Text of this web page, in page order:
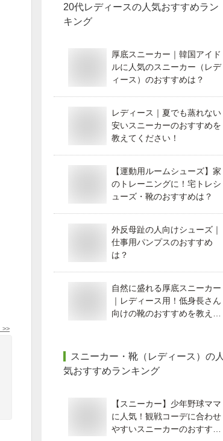
>>
20代レディースの人気おすすめラン
キング
厚底スニーカー｜韓国アイド
ルに人気のスニーカー（レデ
ィース）のおすすめは？
レディース｜夏でも蒸れない
安いスニーカーのおすすめを
教えてください！
【運動用ルームシューズ】家
のトレーニングに！宅トレシ
ューズ・靴のおすすめは？
外反母趾の人向けシューズ｜
仕事用パンプスのおすすめ
は？
自然に盛れる厚底スニーカー
｜レディース用！低身長さん
向けの靴のおすすめを教え
スニーカー・靴（レディース） の人
気おすすめランキング
【スニーカー】少年野球ママ
に人気！観戦コーデに合わせ
やすいスニーカーのおすすめ